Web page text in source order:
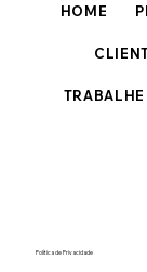
HOME
TRABALHE
Política de Privacidade